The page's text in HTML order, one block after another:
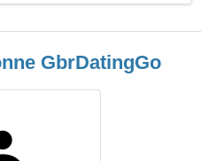
GbrDatingGo